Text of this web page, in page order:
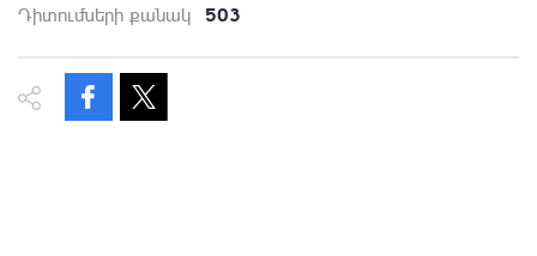
Դիտումների քանակ 503